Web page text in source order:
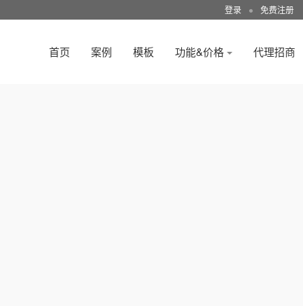
登录 ● 免费注册
首页 案例 模板 功能&价格 代理招商